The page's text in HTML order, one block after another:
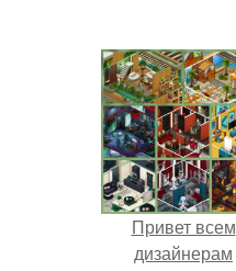
Привет всем
дизайнерам